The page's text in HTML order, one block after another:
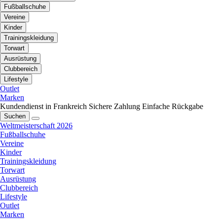
Fußballschuhe
Vereine
Kinder
Trainingskleidung
Torwart
Ausrüstung
Clubbereich
Lifestyle
Outlet
Marken
Kundendienst in Frankreich Sichere Zahlung Einfache Rückgabe
Suchen
Weltmeisterschaft 2026
Fußballschuhe
Vereine
Kinder
Trainingskleidung
Torwart
Ausrüstung
Clubbereich
Lifestyle
Outlet
Marken